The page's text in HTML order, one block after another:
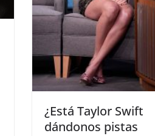
​¿Está Taylor Swift
dándonos pistas